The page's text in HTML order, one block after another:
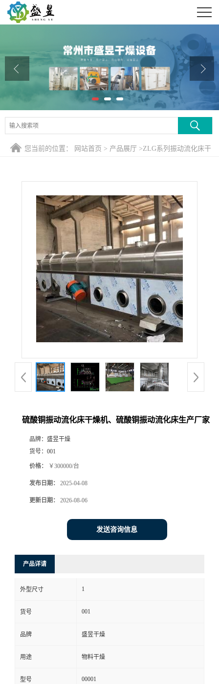
公司介绍
公司动态
产品展厅
证书荣誉
联系方式
您当前的位置： 网站首页 > 产品展厅 >ZLG系列振动流化床干
硫酸铜振动流化床干燥机、硫酸铜振动流化床生产厂家
品牌： 盛昱干燥
货号： 001
价格： ￥300000/台
发布日期： 2025-04-08
更新日期： 2026-08-06
发送咨询信息
产品详请
外型尺寸 1
货号 001
品牌 盛昱干燥
用途 物料干燥
型号 00001